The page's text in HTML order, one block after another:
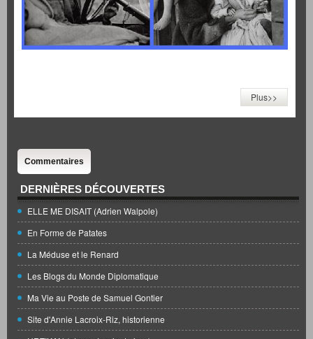
Plus>>
Commentaires
DERNIÈRES DÉCOUVERTES
ELLE ME DISAIT (Adrien Walpole)
En Forme de Patates
La Méduse et le Renard
Les Blogs du Monde Diplomatique
Ma Vie au Poste de Samuel Gontier
Site d'Annie Lacroix-Riz, historienne